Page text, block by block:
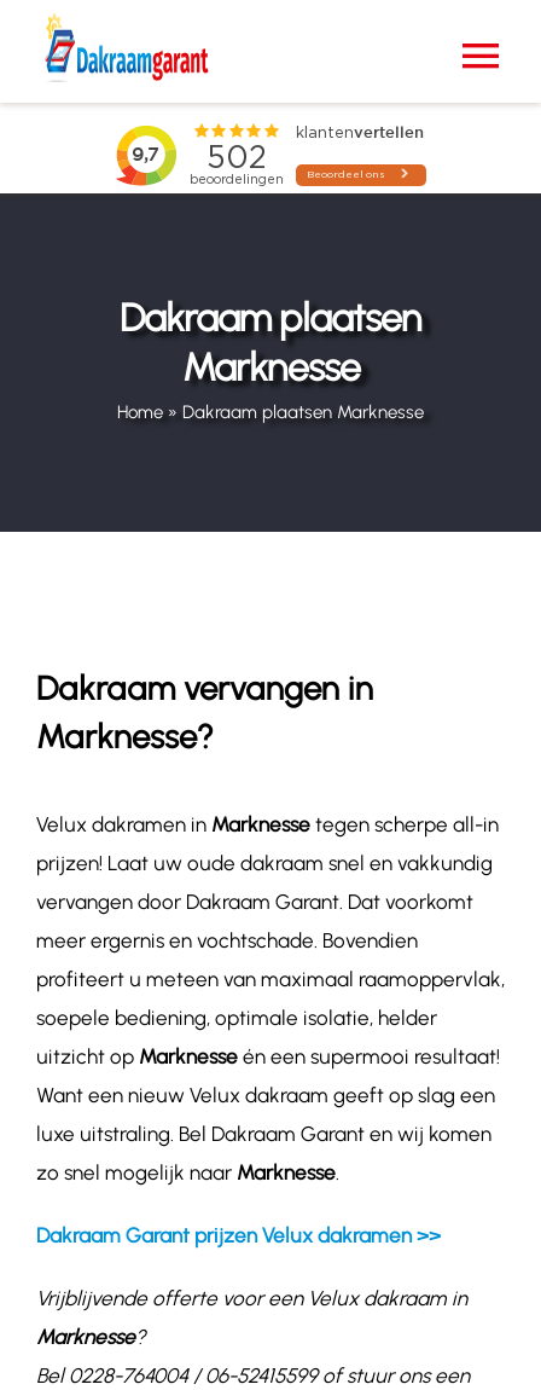
Blogs
Dakraam plaatsen
Marknesse
Home » Dakraam plaatsen Marknesse
Dakraam vervangen in
Marknesse?
Velux dakramen in Marknessetegen scherpe all-in
prijzen! Laat uw oude dakraam snel en vakkundig
vervangen door Dakraam Garant. Dat voorkomt
meer ergernis en vochtschade. Bovendien
profiteert u meteen van maximaal raamoppervlak,
soepele bediening, optimale isolatie, helder
uitzicht op Marknesseén een supermooi resultaat!
Want een nieuw Velux dakraam geeft op slag een
luxe uitstraling. Bel Dakraam Garant en wij komen
zo snel mogelijk naar Marknesse.
Dakraam Garant prijzen Velux dakramen >>
Vrijblijvende offerte voor een Velux dakraam in
Marknesse?
Bel 0228-764004 / 06-52415599 of stuur ons een